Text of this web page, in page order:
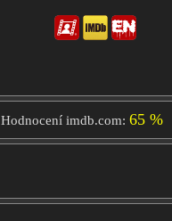
Hodnocení imdb.com: 65 %